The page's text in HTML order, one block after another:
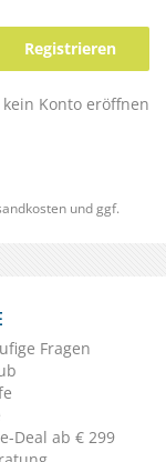
Registrieren
Konto eröffnen
und ggf.
Fragen
Deal ab € 299